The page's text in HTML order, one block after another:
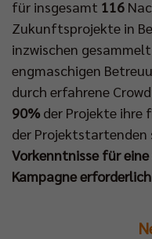
für insgesamt 116
Zukunftsprojekte in
inzwischen
engmaschigen
durch erfahrene
90% der Projekte ihre
der Projektstartenden
Vorkenntnisse für
Kampagne erforderlich